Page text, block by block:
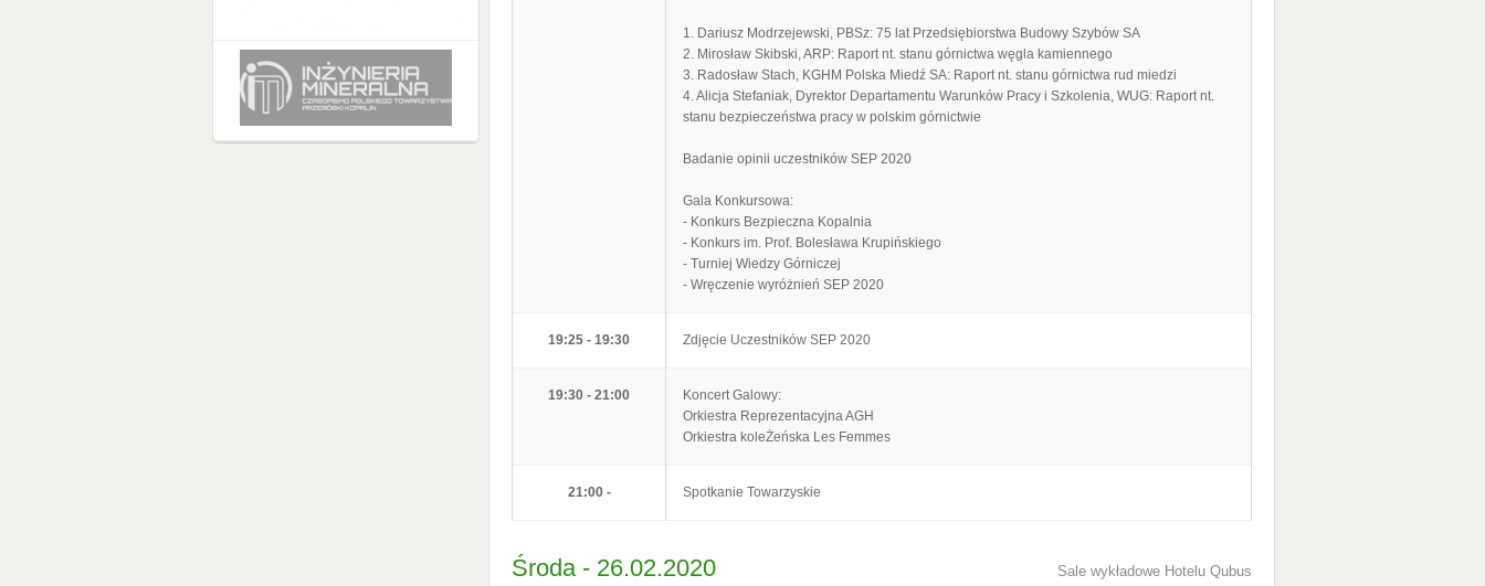
1. Dariusz Modrzejewski, PBSz: 75 lat Przedsiębiorstwa Budowy Szybów SA
2. Mirosław Skibski, ARP: Raport nt. stanu górnictwa węgla kamiennego
3. Radosław Stach, KGHM Polska Miedź SA: Raport nt. stanu górnictwa rud miedzi
4. Alicja Stefaniak, Dyrektor Departamentu Warunków Pracy i Szkolenia, WUG: Raport nt.
stanu bezpieczeństwa pracy w polskim górnictwie
Badanie opinii uczestników SEP 2020
Gala Konkursowa:
- Konkurs Bezpieczna Kopalnia
- Konkurs im. Prof. Bolesława Krupińskiego
- Turniej Wiedzy Górniczej
- Wręczenie wyróżnień SEP 2020
19:25 - 19:30 Zdjęcie Uczestników SEP 2020
19:30 - 21:00
Koncert Galowy:
Orkiestra Reprezentacyjna AGH
Orkiestra koleŻeńska Les Femmes
21:00 - Spotkanie Towarzyskie
Środa - 26.02.2020 Sale wykładowe Hotelu Qubus